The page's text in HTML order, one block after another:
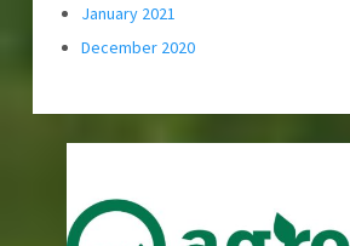
January 2021
December 2020